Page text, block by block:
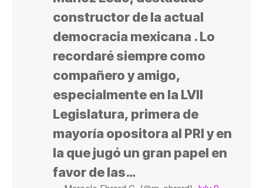
constructor de la actual
democracia mexicana . Lo
recordaré siempre como
compañero y amigo,
especialmente en la LVII
Legislatura, primera de
mayoría opositora al PRI y en
la que jugó un gran papel en
favor de las…